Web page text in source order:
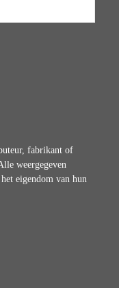
fabrikant of
weergegeven
eigendom van hun